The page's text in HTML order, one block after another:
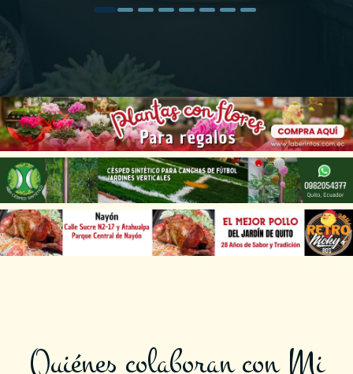
Quiénes colaboran con Mi